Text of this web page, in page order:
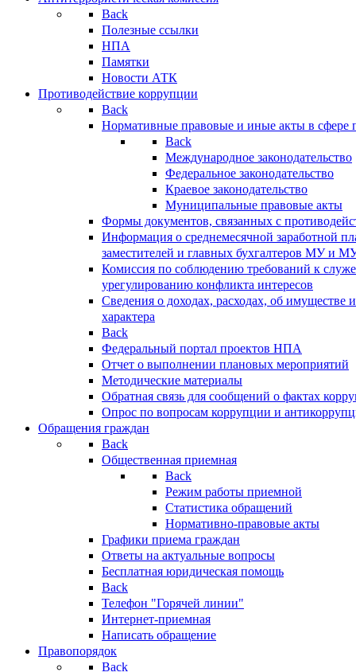
Back
Полезные ссылки
НПА
Памятки
Новости АТК
Противодействие коррупции
Back
Нормативные правовые и иные акты в сфере
Back
Международное законодательство
Федеральное законодательство
Краевое законодательство
Муниципальные правовые акты
Формы документов, связанных с
Информация о среднемесячной заработной
заместителей и главных бухгалтеров МУ и
Комиссия по соблюдению требований к
урегулированию конфликта интересов
Сведения о доходах, расходах, об имуществе
характера
Back
Федеральный портал проектов НПА
Отчет о выполнении плановых мероприятий
Методические материалы
Обратная связь для сообщений о фактах
Опрос по вопросам коррупции и
Обращения граждан
Back
Общественная приемная
Back
Режим работы приемной
Статистика обращений
Нормативно-правовые акты
Графики приема граждан
Ответы на актуальные вопросы
Бесплатная юридическая помощь
Back
Телефон "Горячей линии"
Интернет-приемная
Написать обращение
Правопорядок
Back